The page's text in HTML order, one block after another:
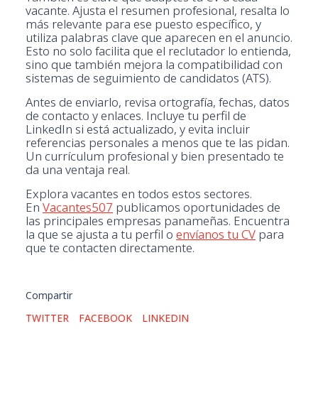
vacante. Ajusta el resumen profesional, resalta lo
más relevante para ese puesto específico, y
utiliza palabras clave que aparecen en el anuncio.
Esto no solo facilita que el reclutador lo entienda,
sino que también mejora la compatibilidad con
sistemas de seguimiento de candidatos (ATS).
Antes de enviarlo, revisa ortografía, fechas, datos
de contacto y enlaces. Incluye tu perfil de
LinkedIn si está actualizado, y evita incluir
referencias personales a menos que te las pidan.
Un currículum profesional y bien presentado te
da una ventaja real.
Explora vacantes en todos estos sectores.
En Vacantes507 publicamos oportunidades de
las principales empresas panameñas. Encuentra
la que se ajusta a tu perfil o envíanos tu CV para
que te contacten directamente.
Compartir
TWITTER
FACEBOOK LINKEDIN